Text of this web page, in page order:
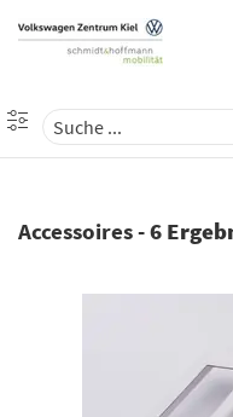
Accessoires-6